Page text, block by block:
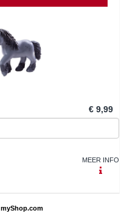
€ 9,99
MEER INFO
myShop.com